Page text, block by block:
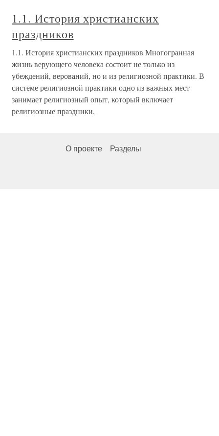
1.1. История христианских
праздников
1.1. История христианских праздников Многогранная
жизнь верующего человека состоит не только из
убеждений, верований, но и из религиозной практики. В
системе религиозной практики одно из важных мест
занимает религиозный опыт, который включает
религиозные праздники,
О проекте Разделы